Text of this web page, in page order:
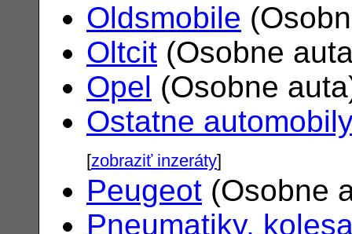
Oldsmobile
Oltcit (Osobne
Opel (Osobne
Ostatne
[zobraziť inzeráty]
Peugeot (Osobne
Pneumatiky,